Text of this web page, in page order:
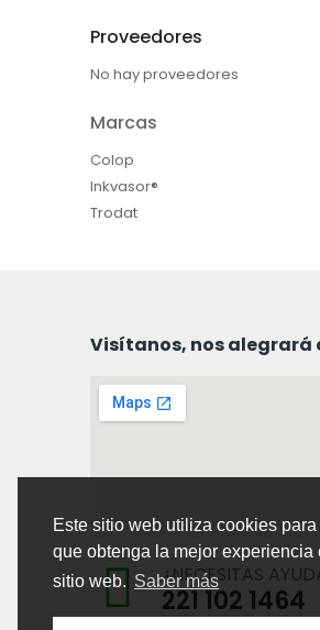
Este sitio web utiliza cookies
que obtenga la mejor experiencia
sitio web. Saber más
Proveedores
No hay proveedores
Marcas
Colop
Inkvasor®
Trodat
Visítanos, nos alegrará
¿NECESITAS
221 102 1464